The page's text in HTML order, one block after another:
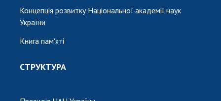
Концепція розвитку Національної академії наук
України
Книга пам'яті
СТРУКТУРА